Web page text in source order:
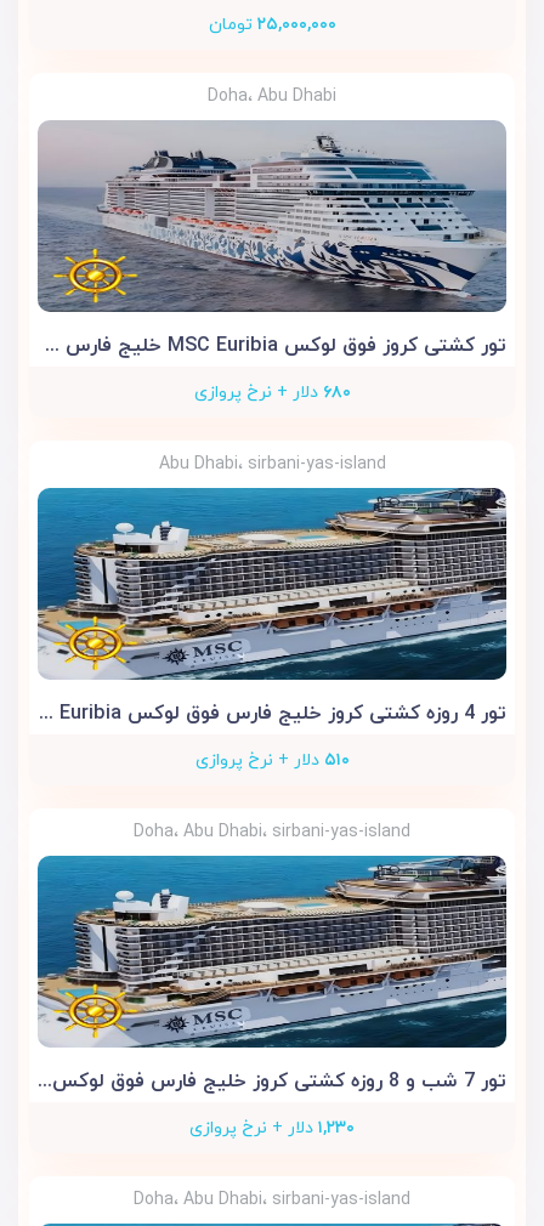
۲۵,۰۰۰,۰۰۰ تومان
Doha، Abu Dhabi
تور کشتی کروز فوق لوکس MSC Euribia خلیج فارس 5 روزه
۶۸۰ دلار + نرخ پروازی
Abu Dhabi، sirbani-yas-island
تور 4 روزه کشتی کروز خلیج فارس فوق لوکس MSC Euribia
۵۱۰ دلار + نرخ پروازی
Doha، Abu Dhabi، sirbani-yas-island
تور 7 شب و 8 روزه کشتی کروز خلیج فارس فوق لوکس MSC Euribia
۱,۲۳۰ دلار + نرخ پروازی
Doha، Abu Dhabi، sirbani-yas-island